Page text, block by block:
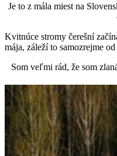
Je to z mála miest na
Kvitnúce stromy čerešní
mája, záleží to samozrejme od
Som veľmi rád, že som